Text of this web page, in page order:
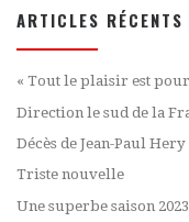
ARTICLES RÉCENTS
« Tout le plaisir est pour
Direction le sud de la
Décès de Jean-Paul Hery
Triste nouvelle
Une superbe saison 2023